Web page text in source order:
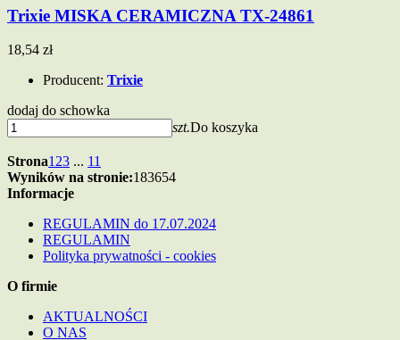
Trixie MISKA CERAMICZNA TX-24861
18,54 zł
Producent: Trixie
dodaj do schowka
szt.Do koszyka
Strona123 ... 11
Wyników na stronie:183654
Informacje
REGULAMIN do 17.07.2024
REGULAMIN
Polityka prywatności - cookies
O firmie
AKTUALNOŚCI
O NAS